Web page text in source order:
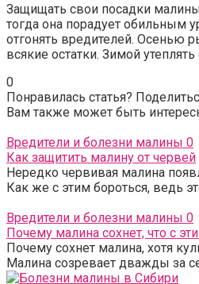
Защищать свои посадки
тогда она порадует обильным
отгонять вредителей. Осенью
всякие остатки. Зимой утеплять
0
Понравилась статья?
Вам также может быть
Вредители и болезни малины 0
Как защитить малину от червей
Нередко червивая малина
Как же с этим бороться, ведь
Вредители и болезни малины 0
Почему малина сохнет, что с
Почему сохнет малина, хотя
Малина созревает дважды за